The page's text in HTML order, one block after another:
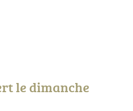
le dimanche